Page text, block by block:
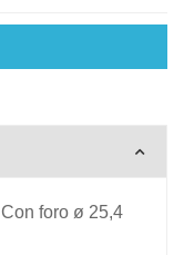
Con foro ø 25,4